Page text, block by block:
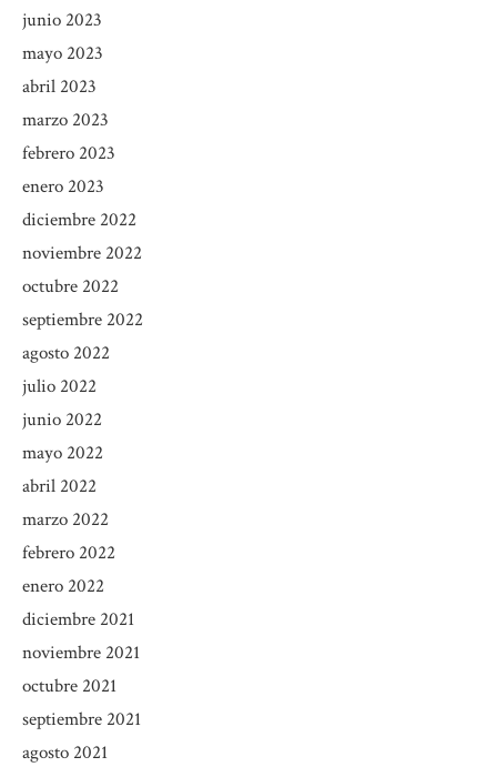
junio 2023
mayo 2023
abril 2023
marzo 2023
febrero 2023
enero 2023
diciembre 2022
noviembre 2022
octubre 2022
septiembre 2022
agosto 2022
julio 2022
junio 2022
mayo 2022
abril 2022
marzo 2022
febrero 2022
enero 2022
diciembre 2021
noviembre 2021
octubre 2021
septiembre 2021
agosto 2021